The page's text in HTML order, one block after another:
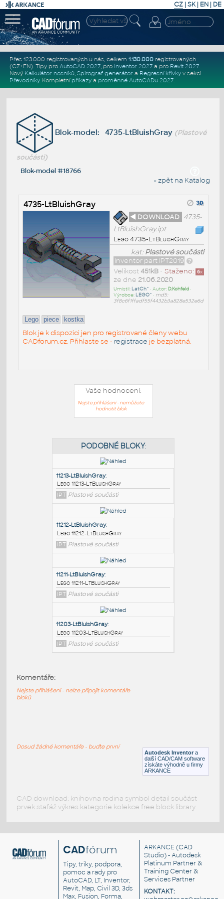
CZ | SK| EN | DE
Přes 123.000 registrovaných u nás, celkem 1.130.000registrovaných
(CZ+EN). Tipy pro AutoCAD 2027, pro Inventor 2027a pro Revit 2027.
Nový Kalkulátor nosníků, Spirograf generátor a Regresní křivkyv sekci
Převodníky. Kompletní příkazya proměnné AutoCADu 2027.
Blok-model: 4735-LtBluishGray (Plastové
součásti)
Blok-model #18766
« zpět na Katalog
4735-LtBluishGray
◄ DOWNLOAD 4735-
LtBluishGray.ipt
Lego 4735-LtBluishGray
kat:Plastové součásti
Inventor part IPT2019
Staženo: 6x
Velikost 451kB•
ze dne 21.06.2020
Umístil: LatCh^ • Autor: D.Kohfeld•
Výrobce: LEGO^ • md5:
3f8c6f1ffadf55f4432b3a828e532e6d
Lego piece kostka
Blok je k dispozici jen pro registrované členy webu
CADforum.cz. Přihlaste se - registrace je bezplatná.
Vaše hodnocení:
Nejste přihlášeni - nemůžete
hodnotit blok
PODOBNÉ BLOKY
11213-LtBluishGray:
Lego 11213-LtBluishGray
IPT Plastové součásti
11212-LtBluishGray:
Lego 11212-LtBluishGray
IPT
Plastové součásti
Lego 11203-LtBluishGray
Autodesk Inventor a
další CAD/CAM software
získáte výhodně u firmy
ARKANCE
Komentáře:
Nejste přihlášeni - nelze připojit komentáře
bloků
Dosud žádné komentáře - buďte první
CAD download: knihovna rodina symbol detail součást
prvek stafáž výkres kategorie kolekce free block library
CADfórum
Tipy, triky, podpora,
pomoc a rady pro
AutoCAD, LT, Inventor,
Revit, Map, Civil 3D, 3ds
Max, Fusion, Forma,
ARKANCE (CAD
Studio) - Autodesk
Platinum Partner &
Training Center &
Services Partner
KONTAKT: